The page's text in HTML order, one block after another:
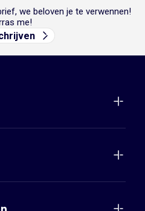
we beloven je te verwennen!
me!